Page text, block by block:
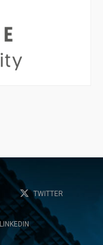
TWITTER
LINKEDIN